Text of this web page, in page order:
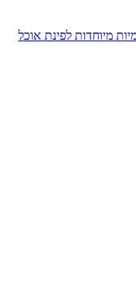
מיוחדות לפינת אוכל